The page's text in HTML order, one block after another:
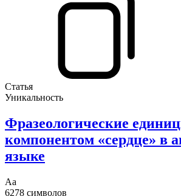
Статья
Уникальность
Фразеологические
компонентом «сердце» в
языке
Аа
6278 символов